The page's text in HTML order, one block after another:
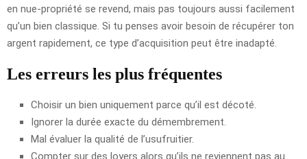
en nue-propriété se revend, mais pas toujours aussi facilement
qu’un bien classique. Si tu penses avoir besoin de récupérer ton
argent rapidement, ce type d’acquisition peut être inadapté.
Les erreurs les plus fréquentes
Choisir un bien uniquement parce qu’il est décoté.
Ignorer la durée exacte du démembrement.
Mal évaluer la qualité de l’usufruitier.
Compter sur des loyers alors qu’ils ne reviennent pas au